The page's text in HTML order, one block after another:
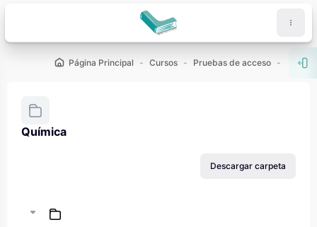
Página Principal Cursos Pruebas de acceso PAU -
Química
Descargar carpeta